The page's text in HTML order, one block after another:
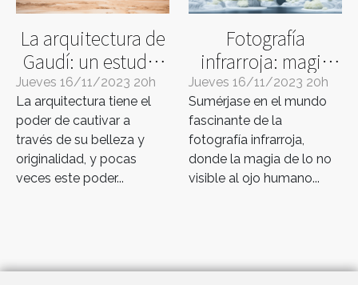
La arquitectura de
Gaudí: un estudio
en fotos
Jueves 16/11/2023 20h
La arquitectura tiene el
poder de cautivar a
través de su belleza y
originalidad, y pocas
veces este poder...
Fotografía
infrarroja: magia
oculta en la luz
Jueves 16/11/2023 20h
Sumérjase en el mundo
fascinante de la
fotografía infrarroja,
donde la magia de lo no
visible al ojo humano...